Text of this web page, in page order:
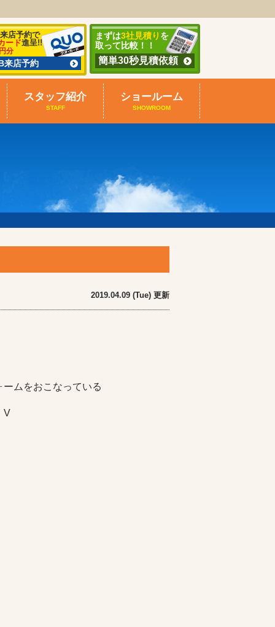
店予約で
ード進呈!!
分
来店予約
まずは3社見積り を
取って比較！！
簡単30秒見積依頼
スタッフ紹介
STAFF
ショールーム
SHOWROOM
2019.04.09 (Tue) 更新
ムをおこなっている
V